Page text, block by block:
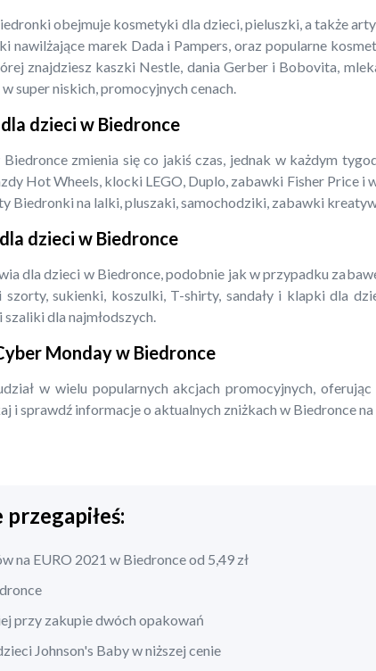
obejmuje kosmetyki dla dzieci, pieluszki, a także
nawilżające marek Dada i Pampers, oraz popularne
znajdziesz kaszki Nestle, dania Gerber i Bobovita,
super niskich, promocyjnych cenach.
dzieci w Biedronce
zmienia się co jakiś czas, jednak w każdym
Hot Wheels, klocki LEGO, Duplo, zabawki Fisher Price
Biedronki na lalki, pluszaki, samochodziki, zabawki
dzieci w Biedronce
dla dzieci w Biedronce, podobnie jak w przypadku
sukienki, koszulki, T-shirty, sandały i klapki dla
dla najmłodszych.
Monday w Biedronce
w wielu popularnych akcjach promocyjnych,
i sprawdź informacje o aktualnych zniżkach w Biedronce
na EURO 2021 w Biedronce od 5,49 zł
przy zakupie dwóch opakowań
Johnson's Baby w niższej cenie